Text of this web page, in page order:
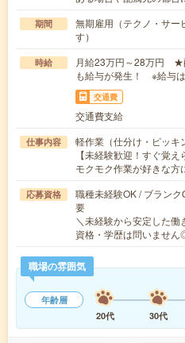
期間
無期雇用（テクノ・サー
す）
時給
月給23万円～28万円 ★
も給与が発生！ ※給与
交通費
交通費支給
仕事内容
軽作業（仕分け・ピッキ
【未経験歓迎！すぐ覚
モクモク作業が好きな
応募資格
職種未経験OK / ブラン
要
＼未経験から安定した働
資格・学歴は問いませ
職場の雰囲気
年齢層
20代
30代